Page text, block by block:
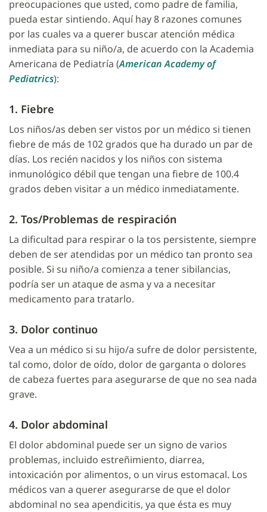
preocupaciones que usted, como padre de familia,
pueda estar sintiendo. Aquí hay 8 razones comunes
por las cuales va a querer buscar atención médica
inmediata para su niño/a, de acuerdo con la Academia
Americana de Pediatría (American Academy of
Pediatrics):
1. Fiebre
Los niños/as deben ser vistos por un médico si tienen
fiebre de más de 102 grados que ha durado un par de
días. Los recién nacidos y los niños con sistema
inmunológico débil que tengan una fiebre de 100.4
grados deben visitar a un médico inmediatamente.
2. Tos/Problemas de respiración
La dificultad para respirar o la tos persistente, siempre
deben de ser atendidas por un médico tan pronto sea
posible. Si su niño/a comienza a tener sibilancias,
podría ser un ataque de asma y va a necesitar
medicamento para tratarlo.
3. Dolor continuo
Vea a un médico si su hijo/a sufre de dolor persistente,
tal como, dolor de oído, dolor de garganta o dolores
de cabeza fuertes para asegurarse de que no sea nada
grave.
4. Dolor abdominal
El dolor abdominal puede ser un signo de varios
problemas, incluido estreñimiento, diarrea,
intoxicación por alimentos, o un virus estomacal. Los
médicos van a querer asegurarse de que el dolor
abdominal no sea apendicitis, ya que ésta es muy